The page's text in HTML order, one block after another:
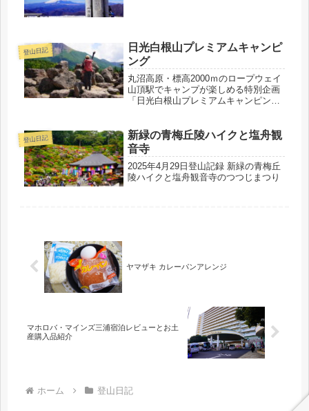
登山日記
日光白根山プレミアムキャンピ
ング
丸沼高原・標高2000ｍのロープウェイ
山頂駅でキャンプが楽しめる特別企画
「日光白根山プレミアムキャンピン
満喫できる、大満足なキャンプ企画で
した！
登山日記
新緑の青梅丘陵ハイクと塩舟観
音寺
2025年4月29日登山記録 新緑の青梅丘
陵ハイクと塩舟観音寺のつつじまつり
ヤマザキ カレーパンアレンジ
マホロバ・マインズ三浦宿泊レビューとお土
産購入品紹介
ホーム 登山日記